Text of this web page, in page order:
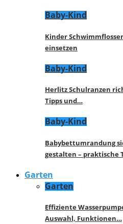
Baby-Kind
Kinder
einsetzen
Baby-Kind
Herlitz Schulranzen
Tipps und…
Baby-Kind
Babybettumrandung
gestalten – praktische
Garten
Garten
Effiziente
Auswahl, Funktionen…